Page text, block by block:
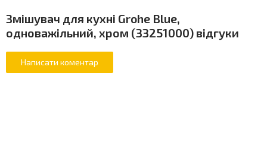
Змішувач для кухні Grohe Blue,
одноважільний, хром (33251000) відгуки